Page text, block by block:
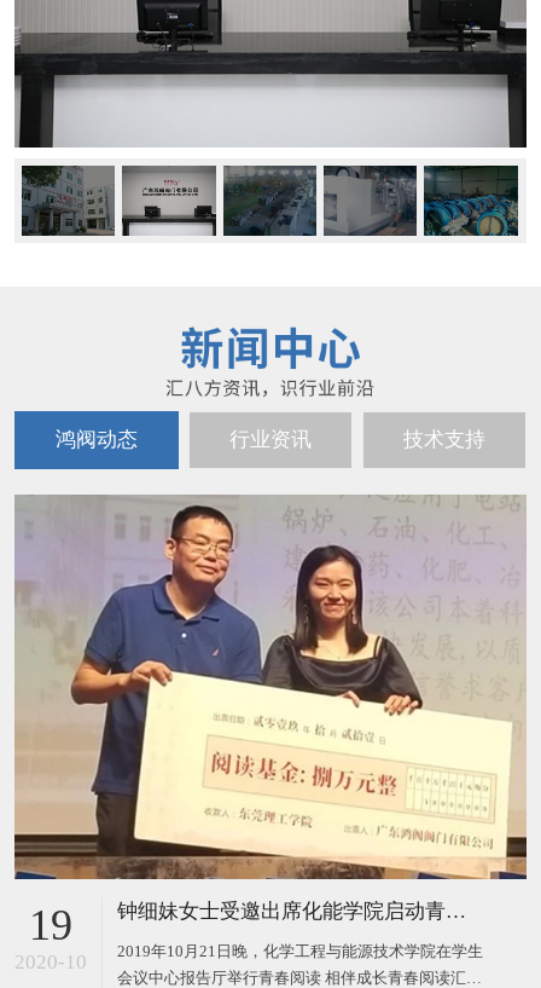
鸿阀动态 行业资讯 技术支持
19
2020-10
钟细妹女士受邀出席化能学院启动青春阅读汇系列活动
2019年10月21日晚，化学工程与能源技术学院在学生
会议中心报告厅举行青春阅读 相伴成长青春阅读汇启